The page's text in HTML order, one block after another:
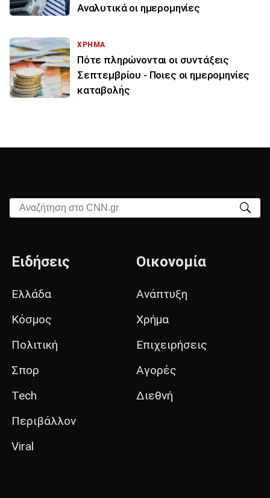
Αναλυτικά οι ημερομηνίες
ΧΡΗΜΑ
Πότε πληρώνονται οι συντάξεις
Σεπτεμβρίου - Ποιες οι ημερομηνίες
καταβολής
Αναζήτηση στο CNN.gr
Ειδήσεις
Ελλάδα
Κόσμος
Πολιτική
Σπορ
Tech
Περιβάλλον
Viral
Οικονομία
Ανάπτυξη
Χρήμα
Επιχειρήσεις
Αγορές
Διεθνή